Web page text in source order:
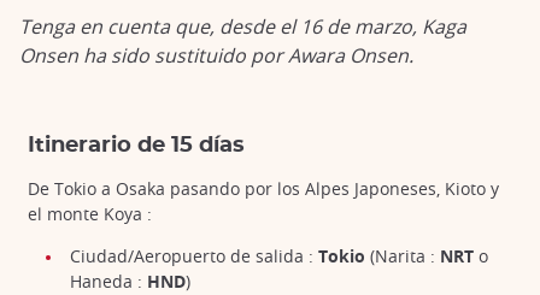
Tenga en cuenta que, desde el 16 de marzo, Kaga
Onsen ha sido sustituido por Awara Onsen.
Itinerario de 15 días
De Tokio a Osaka pasando por los Alpes Japoneses, Kioto y
el monte Koya :
Ciudad/Aeropuerto de salida : Tokio (Narita : NRT o
Haneda : HND)